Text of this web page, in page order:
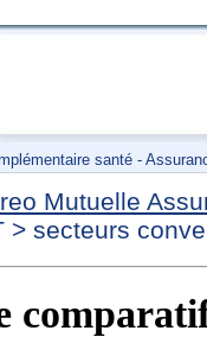
santé -
Mutuelle
> secteurs